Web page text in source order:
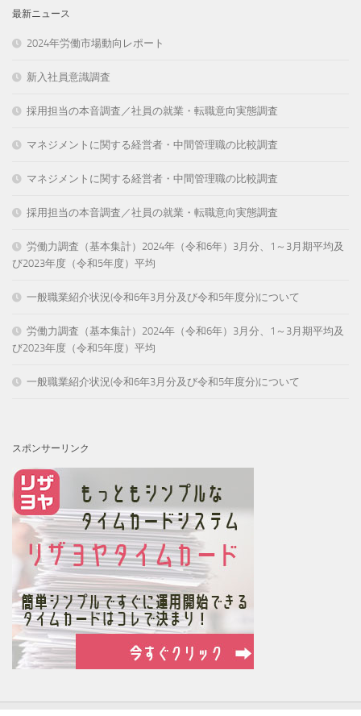
最新ニュース
2024年労働市場動向レポート
新入社員意識調査
採用担当の本音調査／社員の就業・転職意向実態調査
マネジメントに関する経営者・中間管理職の比較調査
マネジメントに関する経営者・中間管理職の比較調査
採用担当の本音調査／社員の就業・転職意向実態調査
労働力調査（基本集計）2024年（令和6年）3月分、1～3月期平均及
び2023年度（令和5年度）平均
一般職業紹介状況(令和6年3月分及び令和5年度分)について
労働力調査（基本集計）2024年（令和6年）3月分、1～3月期平均及
び2023年度（令和5年度）平均
一般職業紹介状況(令和6年3月分及び令和5年度分)について
スポンサーリンク